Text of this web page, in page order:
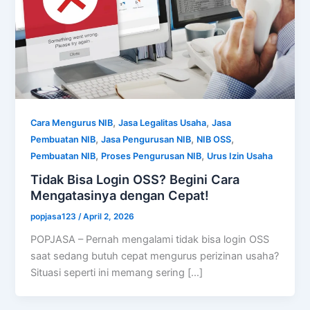
Cara Mengurus NIB,Jasa Legalitas Usaha,Jasa
Pembuatan NIB,Jasa Pengurusan NIB, NIB OSS,
Pembuatan NIB, Proses Pengurusan NIB, Urus Izin Usaha
Tidak Bisa Login OSS? Begini Cara
Mengatasinya dengan Cepat!
popjasa123/April 2, 2026
POPJASA – Pernah mengalami tidak bisa login OSS
saat sedang butuh cepat mengurus perizinan usaha?
Situasi seperti ini memang sering […]